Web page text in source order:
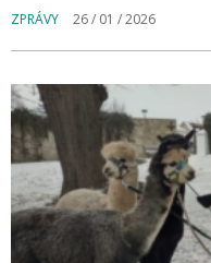
ZPRÁVY 26 / 01 / 2026